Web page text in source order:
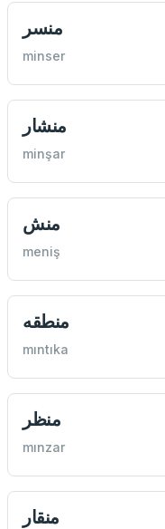
منسر
minser
منشار
minşar
منش
meniş
منطقه
mıntıka
منظر
mınzar
منقار